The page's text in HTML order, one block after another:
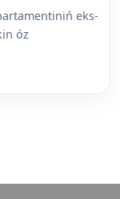
eks-
óz